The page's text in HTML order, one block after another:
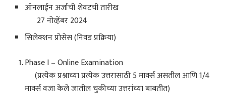
ऑनलाईन अर्जाची शेवटची तारीख
27 नोव्हेंबर 2024
सिलेक्शन प्रोसेस (निवड प्रक्रिया)
Phase I – Online Examination
(प्रत्येक प्रश्नाच्या प्रत्येक उत्तरासाठी 5 मार्क्स असतील आणि 1/4
मार्क्स वजा केले जातील चुकीच्या उत्तरांच्या बाबतीत)